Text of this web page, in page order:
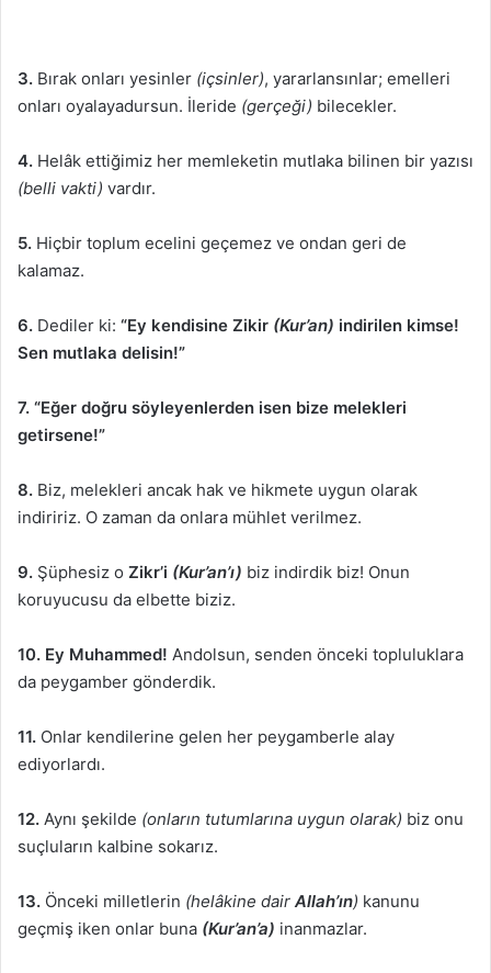
3. Bırak onları yesinler (içsinler), yararlansınlar; emelleri
onları oyalayadursun. İleride (gerçeği) bilecekler.
4. Helâk ettiğimiz her memleketin mutlaka bilinen bir yazısı
(belli vakti) vardır.
5. Hiçbir toplum ecelini geçemez ve ondan geri de
kalamaz.
6. Dediler ki: “Ey kendisine Zikir (Kur’an) indirilen kimse!
Sen mutlaka delisin!”
7. “Eğer doğru söyleyenlerden isen bize melekleri
getirsene!”
8. Biz, melekleri ancak hak ve hikmete uygun olarak
indiririz. O zaman da onlara mühlet verilmez.
9. Şüphesiz o Zikr’i (Kur’an’ı) biz indirdik biz! Onun
koruyucusu da elbette biziz.
10. Ey Muhammed! Andolsun, senden önceki topluluklara
da peygamber gönderdik.
11. Onlar kendilerine gelen her peygamberle alay
ediyorlardı.
12. Aynı şekilde (onların tutumlarına uygun olarak) biz onu
suçluların kalbine sokarız.
13. Önceki milletlerin (helâkine dair Allah’ın) kanunu
geçmiş iken onlar buna (Kur’an’a) inanmazlar.